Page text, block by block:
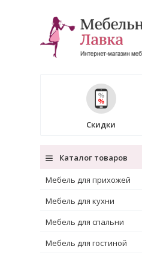
Скидки
Каталог товаров
Мебель для прихожей
Мебель для кухни
Мебель для спальни
Мебель для гостиной